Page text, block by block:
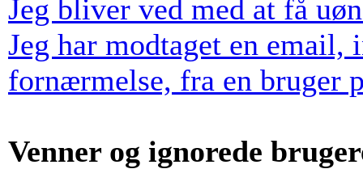
Jeg bliver ved med at få
Jeg har modtaget en email,
fornærmelse, fra en bruger
Venner og ignorede